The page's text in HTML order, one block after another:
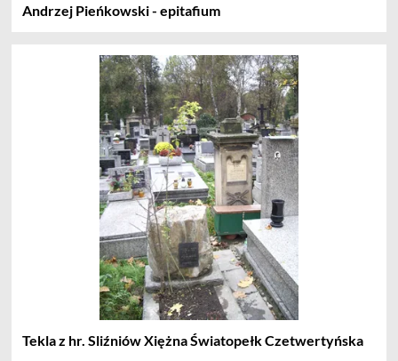
Andrzej Pieńkowski - epitafium
Tekla z hr. Sliźniów Xiężna Światopełk Czetwertyńska